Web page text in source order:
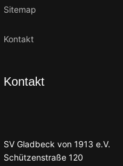
Sitemap
Kontakt
Kontakt
SV Gladbeck von 1913 e.V.
Schützenstraße 120